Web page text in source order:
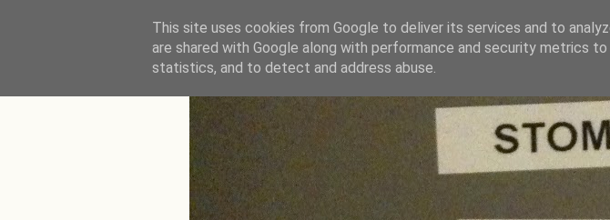
This site uses cookies from Google to deliver its services and to
are shared with Google along with performance and security metrics
statistics, and to detect and address abuse.